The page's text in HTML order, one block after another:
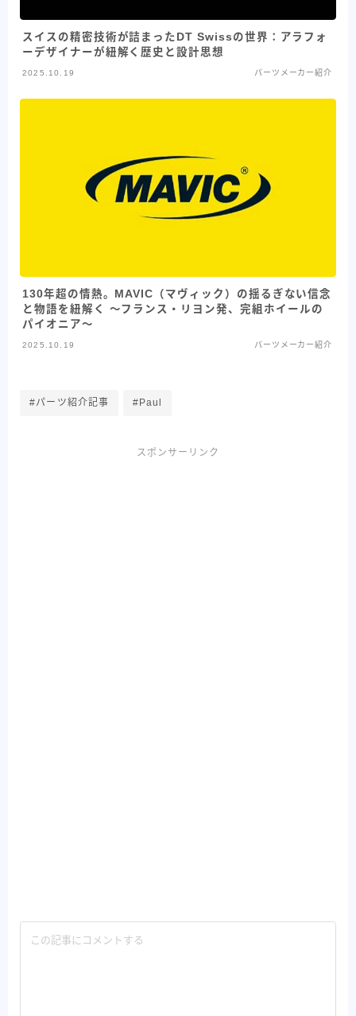
スイスの精密技術が詰まったDT Swissの世界：アラフォ
ーデザイナーが紐解く歴史と設計思想
2025.10.19 パーツメーカー紹介
130年超の情熱。MAVIC（マヴィック）の揺るぎない信念
と物語を紐解く 〜フランス・リヨン発、完組ホイールの
パイオニア〜
2025.10.19 パーツメーカー紹介
#パーツ紹介記事 #Paul
スポンサーリンク